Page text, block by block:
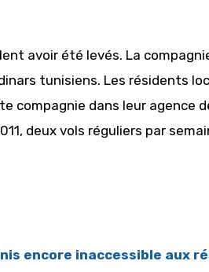
avoir été levés. La
tunisiens. Les résidents
compagnie dans leur agence
deux vols réguliers par
encore inaccessible aux